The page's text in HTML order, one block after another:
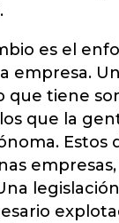
es el
empresa.
que tiene
que la
Estos